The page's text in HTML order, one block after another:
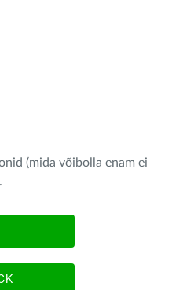
(mida võibolla enam ei
.